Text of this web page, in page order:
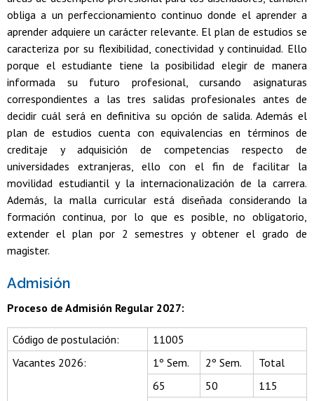
obliga a un perfeccionamiento continuo donde el aprender a
aprender adquiere un carácter relevante. El plan de estudios se
caracteriza por su flexibilidad, conectividad y continuidad. Ello
porque el estudiante tiene la posibilidad elegir de manera
informada su futuro profesional, cursando asignaturas
correspondientes a las tres salidas profesionales antes de
decidir cuál será en definitiva su opción de salida. Además el
plan de estudios cuenta con equivalencias en términos de
creditaje y adquisición de competencias respecto de
universidades extranjeras, ello con el fin de facilitar la
movilidad estudiantil y la internacionalización de la carrera.
Además, la malla curricular está diseñada considerando la
formación continua, por lo que es posible, no obligatorio,
extender el plan por 2 semestres y obtener el grado de
magister.
Admisión
Proceso de Admisión Regular 2027:
Código de postulación:
11005
Vacantes 2026:
1º Sem. 2º Sem.
Total
65
50
115